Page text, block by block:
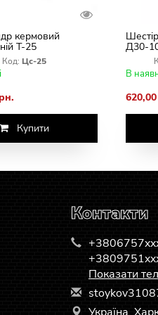
кермовий
Т-25
Код: Цс-25
Купити
Д30-
В
Контакти
Показати
stoykov310